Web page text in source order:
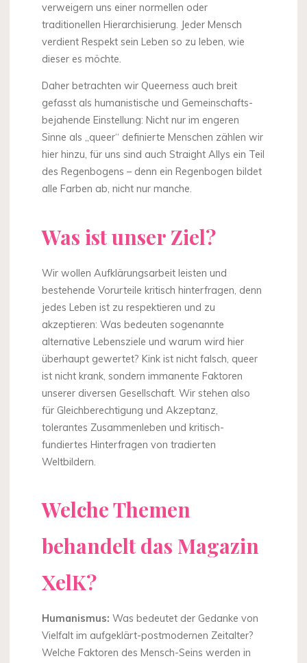
verweigern uns einer normellen oder
traditionellen Hierarchisierung. Jeder Mensch
verdient Respekt sein Leben so zu leben, wie
dieser es möchte.
Daher betrachten wir Queerness auch breit
gefasst als humanistische und Gemeinschafts-
bejahende Einstellung: Nicht nur im engeren
Sinne als „queer“ definierte Menschen zählen wir
hier hinzu, für uns sind auch Straight Allys ein Teil
des Regenbogens – denn ein Regenbogen bildet
alle Farben ab, nicht nur manche.
Was ist unser Ziel?
Wir wollen Aufklärungsarbeit leisten und
bestehende Vorurteile kritisch hinterfragen, denn
jedes Leben ist zu respektieren und zu
akzeptieren: Was bedeuten sogenannte
alternative Lebensziele und warum wird hier
überhaupt gewertet? Kink ist nicht falsch, queer
ist nicht krank, sondern immanente Faktoren
unserer diversen Gesellschaft. Wir stehen also
für Gleichberechtigung und Akzeptanz,
tolerantes Zusammenleben und kritisch-
fundiertes Hinterfragen von tradierten
Weltbildern.
Welche Themen
behandelt das Magazin
XelK?
Humanismus: Was bedeutet der Gedanke von
Vielfalt im aufgeklärt-postmodernen Zeitalter?
Welche Faktoren des Mensch-Seins werden in